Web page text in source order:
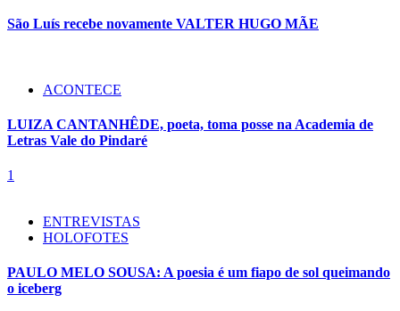
São Luís recebe novamente VALTER HUGO MÃE
ACONTECE
LUIZA CANTANHÊDE, poeta, toma posse na Academia de
Letras Vale do Pindaré
1
ENTREVISTAS
HOLOFOTES
PAULO MELO SOUSA: A poesia é um fiapo de sol queimando
o iceberg